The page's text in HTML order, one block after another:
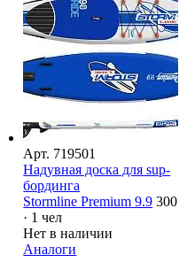
Арт. 719501
Надувная доска для sup-
бординга
Stormline Premium 9.9 300
· 1 чел
Нет в наличии
Аналоги